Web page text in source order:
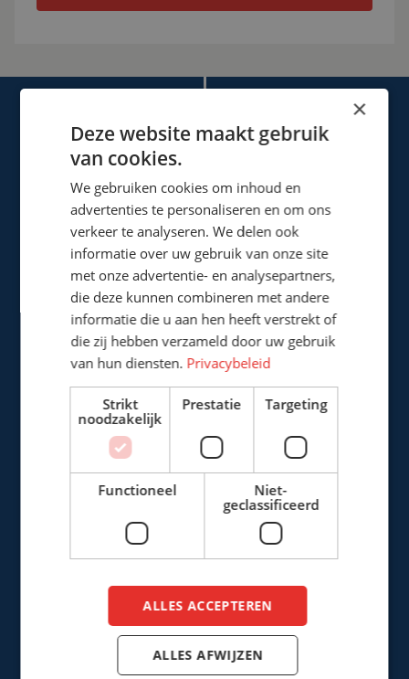
Cepro international BV
Provinciënbaan 16
5121 DL Rijen
Nederland
+31 (0)161 226472
VERKOOP
+31 (0)161 22 64 72 (Nederlands)
+31 (0)161 23 01 16 (Export)
FINANCIËN & ADMINISTRATIE
×
Deze website maakt gebruik
van cookies.
We gebruiken cookies om inhoud en
advertenties te personaliseren en om ons
verkeer te analyseren. We delen ook
informatie over uw gebruik van onze site
met onze advertentie- en analysepartners,
die deze kunnen combineren met andere
informatie die u aan hen heeft verstrekt of
die zij hebben verzameld door uw gebruik
van hun diensten. Privacybeleid
Strikt
noodzakelijk
Prestatie Targeting
Functioneel
Niet-
geclassificeerd
ALLES ACCEPTEREN
ALLES AFWIJZEN